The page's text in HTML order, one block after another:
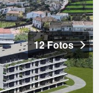
12 Fotos